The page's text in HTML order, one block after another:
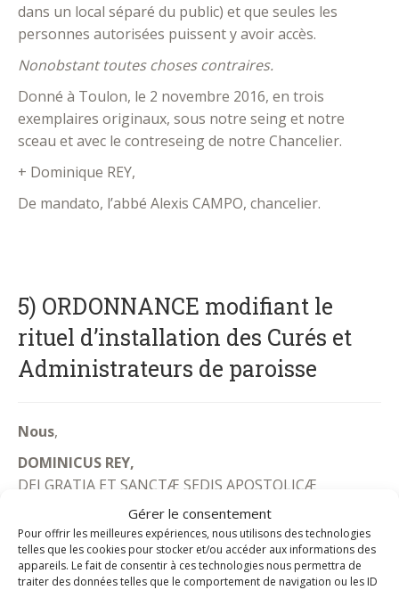
Gérer le consentement
Pour offrir les meilleures expériences, nous utilisons des technologies
telles que les cookies pour stocker et/ou accéder aux informations des
appareils. Le fait de consentir à ces technologies nous permettra de
traiter des données telles que le comportement de navigation ou les ID
dans un local séparé du public) et que seules les
personnes autorisées puissent y avoir accès.
Nonobstant toutes choses contraires.
Donné à Toulon, le 2 novembre 2016, en trois
exemplaires originaux, sous notre seing et notre
sceau et avec le contreseing de notre Chancelier.
+ Dominique REY,
De mandato, l’abbé Alexis CAMPO, chancelier.
5) ORDONNANCE modifiant le
rituel d’installation des Curés et
Administrateurs de paroisse
Nous,
DOMINICUS REY,
DEI GRATIA ET SANCTÆ SEDIS APOSTOLICÆ
EPISCOPUS DIOECESIS FOROJULIENSIS AC
TOLONENSIS IN GALLIA
Considérant le Directoire diocésain en son Titre I